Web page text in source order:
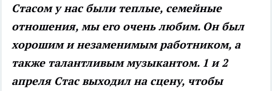
Стасом у нас были теплые, семейные
отношения, мы его очень любим. Он был
хорошим и незаменимым работником, а
также талантливым музыкантом. 1 и 2
апреля Стас выходил на сцену, чтобы